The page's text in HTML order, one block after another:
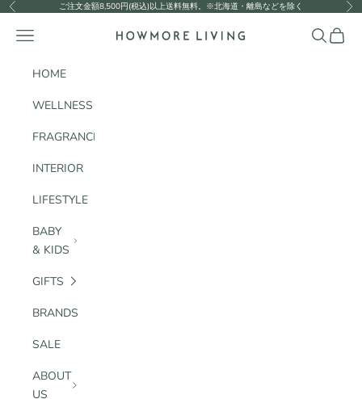
コンテンツへスキップ
前へ ご注文金額8,500円(税込)以上送料無料。※北海道・離島などを除く 次
HOWMORE LIVING
メニュー 検索カート
HOME
WELLNESS
FRAGRANCE
INTERIOR
LIFESTYLE
BABY
& KIDS
GIFTS
BRANDS
SALE
ABOUT
US